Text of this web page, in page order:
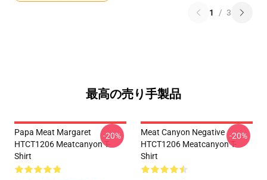
1 / 3
最高の売り手製品
Papa Meat Margaret
HTCT1206 Meatcanyon T-
Shirt
-20%
Meat Canyon Negative
HTCT1206 Meatcanyon T-
Shirt
-20%